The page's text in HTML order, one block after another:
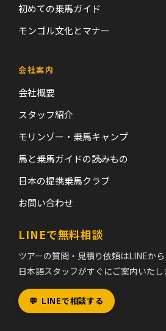
初めての乗馬ガイド
モンゴル文化とマナー
会社案内
会社概要
スタッフ紹介
モリンゾー・乗馬キャンプ
馬と乗馬ガイドの読みもの
日本の提携乗馬クラブ
お問い合わせ
LINEで無料相談
ツアーの質問・見積り依頼はLINEから
日本語スタッフがすぐにご案内いたし
💬 LINEで相談する